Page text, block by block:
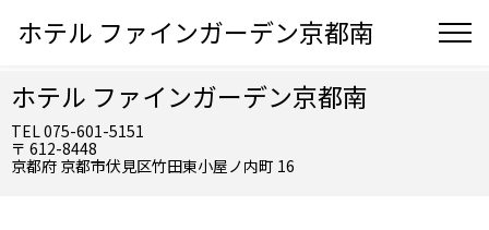
ホテル ファインガーデン京都南
ホテル ファインガーデン京都南
TEL 075-601-5151
〒 612-8448
京都府 京都市伏見区竹田東小屋ノ内町 16